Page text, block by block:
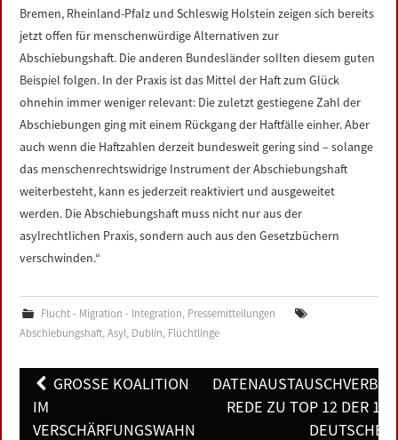
Bremen, Rheinland-Pfalz und Schleswig Holstein zeigen sich bereits
jetzt offen für menschenwürdige Alternativen zur
Abschiebungshaft. Die anderen Bundesländer sollten diesem guten
Beispiel folgen. In der Praxis ist das Mittel der Haft zum Glück
ohnehin immer weniger relevant: Die zuletzt gestiegene Zahl der
Abschiebungen ging mit einem Rückgang der Haftfälle einher. Aber
auch wenn die Haftzahlen derzeit bundesweit gering sind – solange
das menschenrechtswidrige Instrument der Abschiebungshaft
weiterbesteht, kann es jederzeit reaktiviert und ausgeweitet
werden. Die Abschiebungshaft muss nicht nur aus der
asylrechtlichen Praxis, sondern auch aus den Gesetzbüchern
verschwinden.“
Flucht - Migration - Integration, Pressemitteilungen
Abschiebungshaft,Asyl, Dublin, Flüchtlinge
Post
navigation
GROSSE KOALITION I
M V
ERSCHÄRFUNGSWAHN
REDE ZU TOP 12 DER